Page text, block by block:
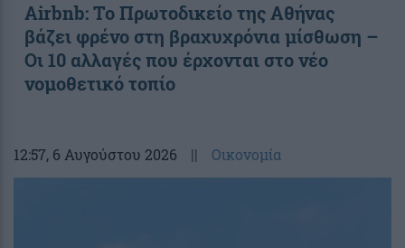
Airbnb: Το Πρωτοδικείο της Αθήνας
βάζει φρένο στη βραχυχρόνια μίσθωση –
Οι 10 αλλαγές που έρχονται στο νέο
νομοθετικό τοπίο
12:57, 6 Αυγούστου 2026 || Οικονομία